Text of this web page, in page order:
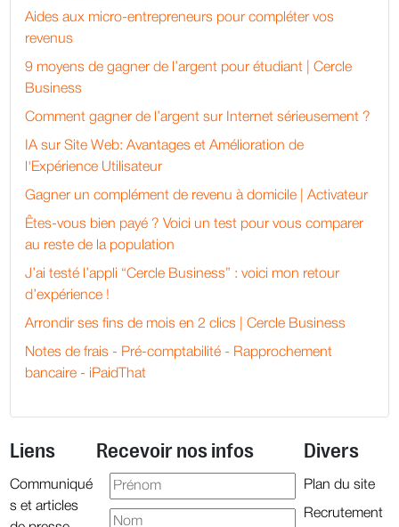
Aides aux micro-entrepreneurs pour compléter vos
revenus
9 moyens de gagner de l’argent pour étudiant | Cercle
Business
Comment gagner de l’argent sur Internet sérieusement ?
IA sur Site Web: Avantages et Amélioration de
l'Expérience Utilisateur
Gagner un complément de revenu à domicile | Activateur
Êtes-vous bien payé ? Voici un test pour vous comparer
au reste de la population
J’ai testé l’appli “Cercle Business” : voici mon retour
d’expérience !
Arrondir ses fins de mois en 2 clics | Cercle Business
Notes de frais - Pré-comptabilité - Rapprochement
bancaire - iPaidThat
Liens
Communiqué
s et articles
Recevoir nos infos Divers
Plan du site
Recrutement